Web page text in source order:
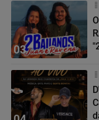
03